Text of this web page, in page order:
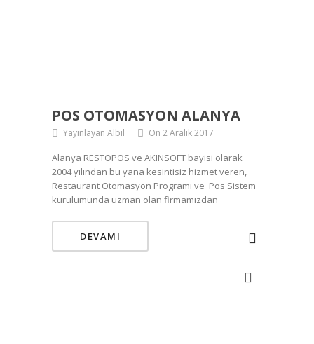
POS OTOMASYON ALANYA
Yayınlayan Albil On 2 Aralık 2017
Alanya RESTOPOS ve AKINSOFT bayisi olarak
2004 yılından bu yana kesintisiz hizmet veren,
Restaurant Otomasyon Programı ve Pos Sistem
kurulumunda uzman olan firmamızdan
DEVAMI